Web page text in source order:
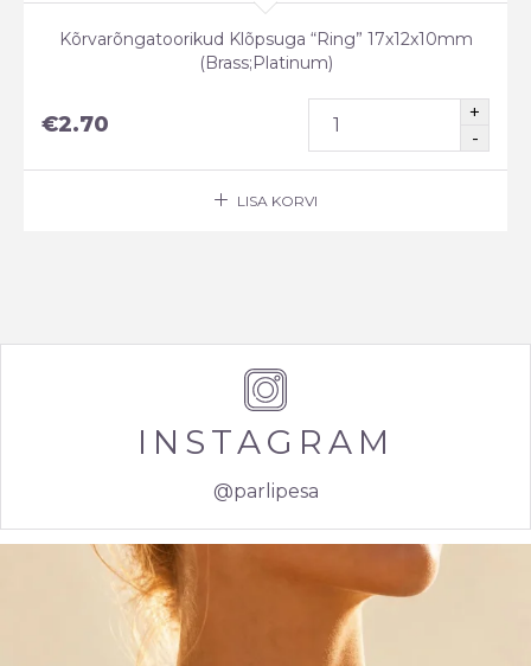
Kõrvarõngatoorikud Klõpsuga “Ring” 17x12x10mm
(Brass;Platinum)
€2.70
LISA KORVI
INSTAGRAM
@parlipesa